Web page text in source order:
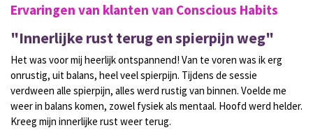
Ervaringen van klanten van Conscious Habits
"Innerlijke rust terug en spierpijn weg"
Het was voor mij heerlijk ontspannend! Van te voren was ik erg
onrustig, uit balans, heel veel spierpijn. Tijdens de sessie
verdween alle spierpijn, alles werd rustig van binnen. Voelde me
weer in balans komen, zowel fysiek als mentaal. Hoofd werd helder.
Kreeg mijn innerlijke rust weer terug.